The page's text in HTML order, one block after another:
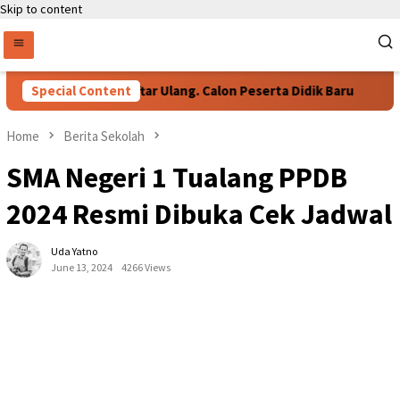
Skip to content
Special Content
Persyaratan Daftar Ulang. Calon Peserta Didik Baru
Home Berita Sekolah
SMA Negeri 1 Tualang PPDB
2024 Resmi Dibuka Cek Jadwal
Uda Yatno
June 13, 2024
4266 Views